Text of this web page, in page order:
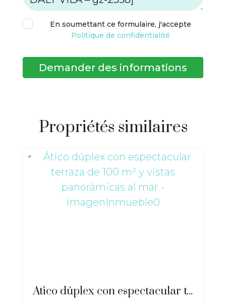
En soumettant ce formulaire, j'accepte
Politique de confidentialité
Demander des informations
Propriétés similaires
Ático dúplex con espectacular terraza de 100 m² y vistas panorámicas al mar – ma-2573